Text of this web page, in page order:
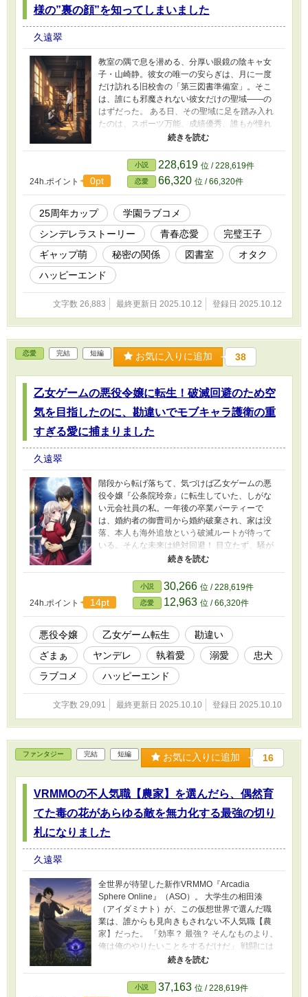
様の”裏の顔”を知ってしまいました
久遠翠
教室の隅で息を潜める、分厚い眼鏡の陰キャ女
子・山崎静。彼女の唯一の安らぎは、月に一度
だけ訪れる旧校舎の「第三図書準備室」。そこ
は、誰にも邪魔されない彼女だけの聖域――の
はずだった。 ある日、その聖域に足を踏み入れ
たのは、スポーツ万能、成績優秀、誰もが憧れ
る学園の完璧王子・橘慶一郎。住む世界が違う
い超マイナーSF小説だった！？ 「もしかして、
あなたも――」 この出会いをきっかけに、出席
番号25番同士の二人は、毎月25日だけの「秘密
の友達」になる。完璧な仮面の下に重度のオタ
クな素顔を隠す王子と、分厚い眼鏡の下に類い
まれなる才能を隠す少女。古書の匂いが満ちる
静かな部屋で、二人の心は少しずつ近づいてい
く。 これは、冴えない少女が本当の自分を見つ
け、最高の恋を手に入れる、甘くて少しだけ切
ないシンデレラストーリー。ギャップ萌え満載
の、心温まる放課後ラブコメディ！
24h.ポイント 0pt
小説 228,619 位 / 228,619件
恋愛 66,320 位 / 66,320件
25周年カップ
学園ラブコメ
シンデレラストーリー
青春恋愛
完璧王子
ギャップ萌
秘密の関係 図書室
オタク
ハッピーエンド
文字数 26,883 最終更新日 2025.10.12 登録日 2025.10.12
恋愛 完結 短編 お気に入りに追加 38
乙女ゲームの悪役令嬢に転生！破滅回避のため空
気を目指したのに、勘違いでモブキャラ護衛の重
すぎる愛に捕まりました
久遠翠
階段から転げ落ちて、気づけば乙女ゲームの悪
役令嬢『公条院玲奈』に転生していた、しがな
い元会社員の私。一年後の卒業パーティーで
は、婚約者の御曹司から婚約破棄され、家は没
落、本人も海外追放という破滅ルートが待って
いる。そんな未来は絶対回避！ 目立たず、騒が
ず、空気のように過ごして、平穏な日々を手に
を無意識に回避していたら、なぜか周りから
「全てお見通しの完璧令嬢」と崇められてしま
う事態に！ 婚約者はヒロインにご執心だし、ヒ
ロインの敵意は増すばかり。そんな私の唯一の
癒やしは、いつも無表情で影のように寄り添う
護衛の黒瀬隼人。モブのはずの彼のさりげない
優しさに惹かれていくけれど、その瞳の奥に
は、どうやら底知れない執着が隠されているよ
うで……？ 勘違いとすれ違いが加速する、破滅
回避ラブコメディ！ 悪役令嬢は、忠実すぎる護
衛の重すぎる愛と共に、最高のハッピーエンド
を掴み取れるのか！？
24h.ポイント 14pt
小説 30,266 位 / 228,619件
恋愛 12,963 位 / 66,320件
悪役令嬢 乙女ゲーム転生
勘違い
ざまぁ
ヤンデレ 執着愛 溺愛
忠犬
ラブコメ
ハッピーエンド
文字数 29,091 最終更新日 2025.10.10 登録日 2025.10.10
ファンタジー 完結 短編 お気に入りに追加 16
VRMMOの不人気職【農家】を選んだら、偶然育
てた毒の花があらゆる敵を無力化する最強の切り
札になりました
久遠翠
全世界が待望した新作VRMMO『Arcadia
Sphere Online』（ASO）。 大学生の相田湊
（アイダミナト）が、この仮想世界で選んだ職
業は、誰からも見向きもされない不人気職【農
家】だった。 「効率？ 最強？ そんなものより、
俺は俺のやりたいことをするだけだ」 戦闘には
全く向かず、ひたすら土をいじり、作物を育て
狩り、レベルを上げていく中、ミナトはただ
小説 37,163 位 / 228,619件